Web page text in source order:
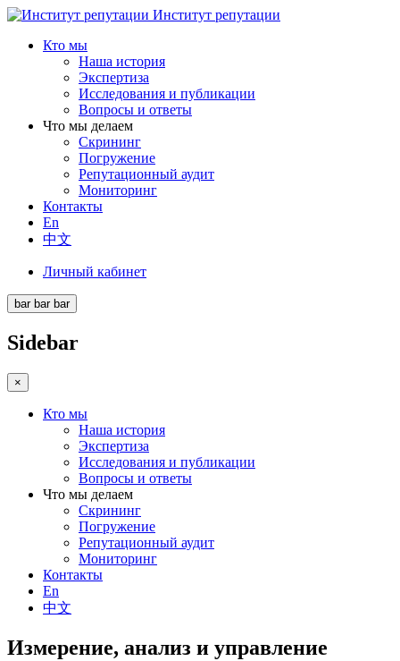
Институт репутации
Кто мы
Наша история
Экспертиза
Исследования и публикации
Вопросы и ответы
Что мы делаем
Скрининг
Погружение
Репутационный аудит
Мониторинг
Контакты
En
中文
Личный кабинет
bar bar bar
Sidebar
×
Кто мы
Наша история
Экспертиза
Исследования и публикации
Вопросы и ответы
Что мы делаем
Скрининг
Погружение
Репутационный аудит
Мониторинг
Контакты
En
中文
Измерение, анализ и управление